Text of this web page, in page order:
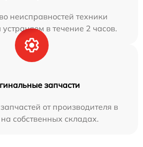
неисправностей техники
в течение 2 часов.
запчасти
от производителя в
собственных складах.